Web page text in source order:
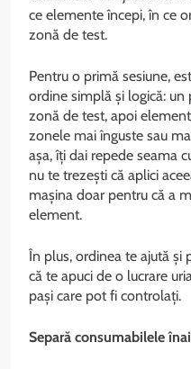
ce elemente începi, în ce
zonă de test.
Pentru o primă sesiune,
ordine simplă și logică:
zonă de test, apoi
zonele mai înguste sau
așa, îți dai repede seama
nu te trezești că aplici
mașina doar pentru că a
element.
În plus, ordinea te ajută și
că te apuci de o lucrare
pași care pot fi controlați.
Separă consumabilele